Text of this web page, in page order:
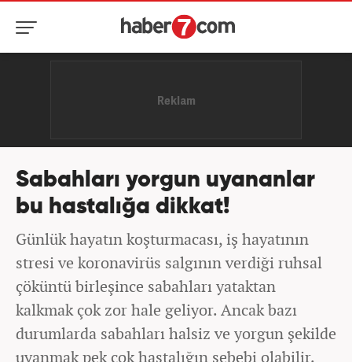
Sabahları yorgun uyananlar
bu hastalığa dikkat!
Günlük hayatın koşturmacası, iş hayatının
stresi ve koronavirüs salgının verdiği ruhsal
çöküntü birleşince sabahları yataktan
kalkmak çok zor hale geliyor. Ancak bazı
durumlarda sabahları halsiz ve yorgun şekilde
uyanmak pek çok hastalığın sebebi olabilir.